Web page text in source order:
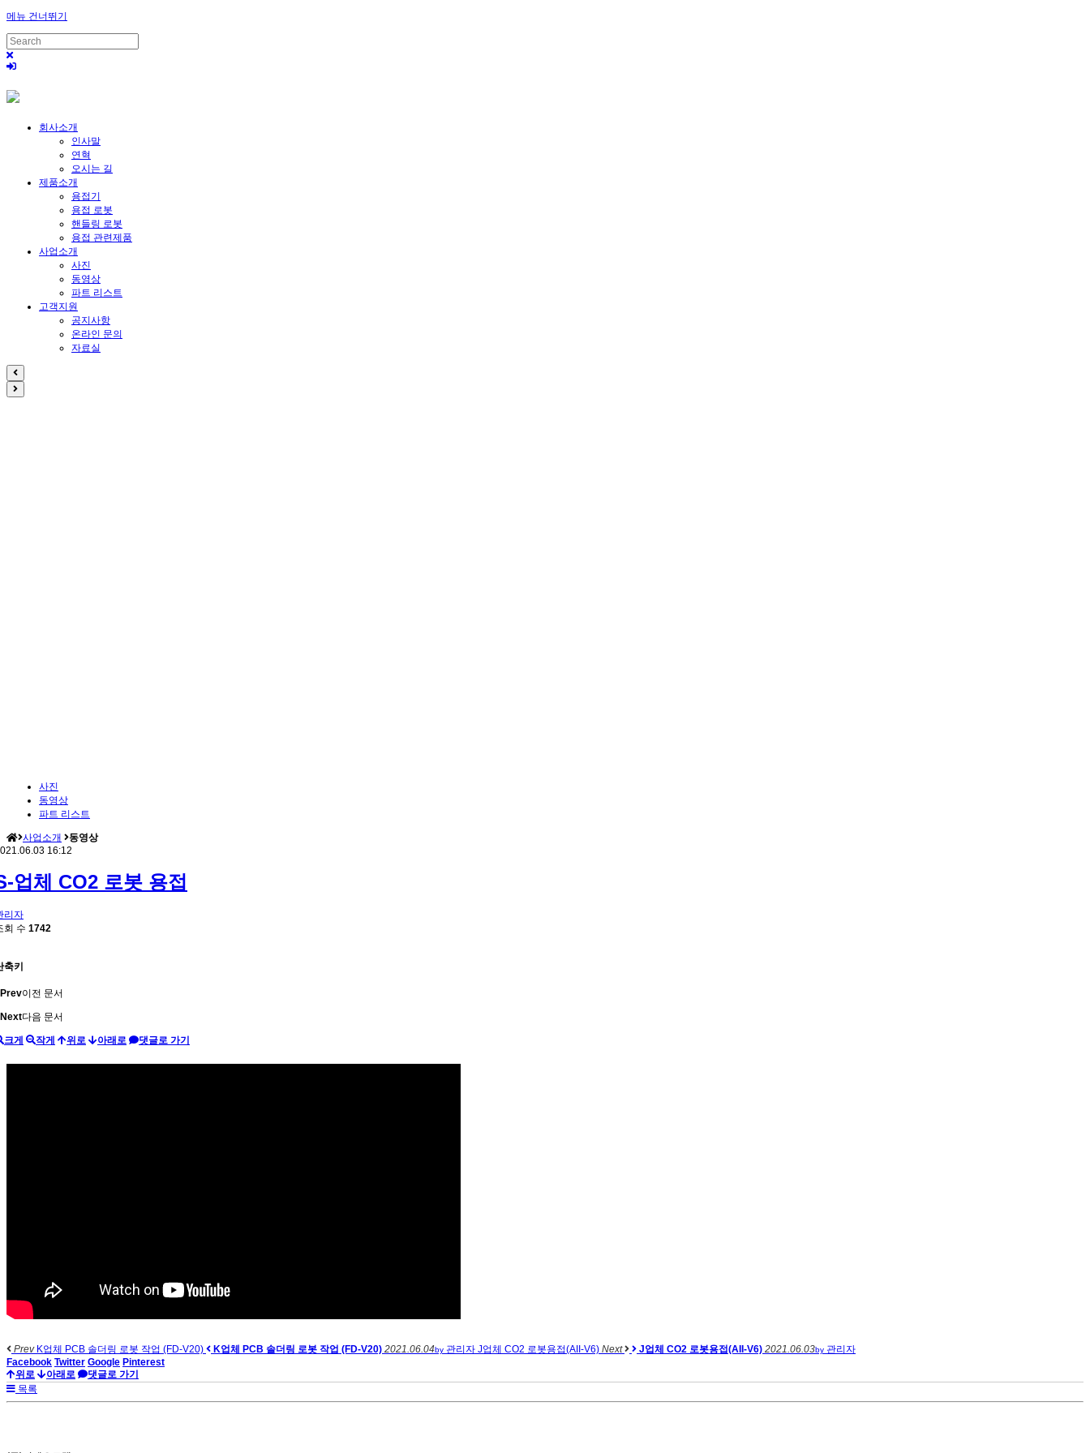
메뉴 건너뛰기
회사소개
인사말
연혁
오시는 길
제품소개
용접기
용접 로봇
핸들링 로봇
용접 관련제품
사업소개
사진
동영상
파트 리스트
고객지원
공지사항
온라인 문의
자료실
사진
동영상
파트 리스트
사업소개
동영상
16:12
업체 CO2 로봇 용접
리자
회 수 1742
축키
Prev이전 문서
Next다음 문서
크게 작게 위로 아래로 댓글로 가기
PrevK업체 PCB 솔더링 로봇 작업 (FD-V20) K업체 PCB 솔더링 로봇 작업 (FD-V20) 2021.06.04by 관리자 J업체 CO2 로봇용접(AII-V6) Next J업체 CO2 로봇용접(AII-V6) 2021.06.03by 관리자
Facebook Twitter Google Pinterest
위로
아래로
댓글로 가기
목록